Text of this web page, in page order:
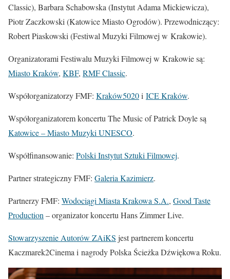
Classic), Barbara Schabowska (Instytut Adama Mickiewicza),
Piotr Zaczkowski (Katowice Miasto Ogrodów). Przewodniczący:
Robert Piaskowski (Festiwal Muzyki Filmowej w Krakowie).
Organizatorami Festiwalu Muzyki Filmowej w Krakowie są:
Miasto Kraków, KBF, RMF Classic.
Współorganizatorzy FMF: Kraków5020i ICE Kraków.
Współorganizatorem koncertu The Music of Patrick Doyle są
Katowice – Miasto Muzyki UNESCO.
Współfinansowanie: Polski Instytut Sztuki Filmowej.
Partner strategiczny FMF: Galeria Kazimierz.
Partnerzy FMF: Wodociągi Miasta Krakowa S.A., Good Taste
Production – organizator koncertu Hans Zimmer Live.
Stowarzyszenie Autorów ZAiKS jest partnerem koncertu
Kaczmarek2Cinema i nagrody Polska Ścieżka Dźwiękowa Roku.